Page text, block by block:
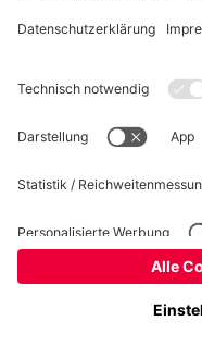
Impressum Datenschutz